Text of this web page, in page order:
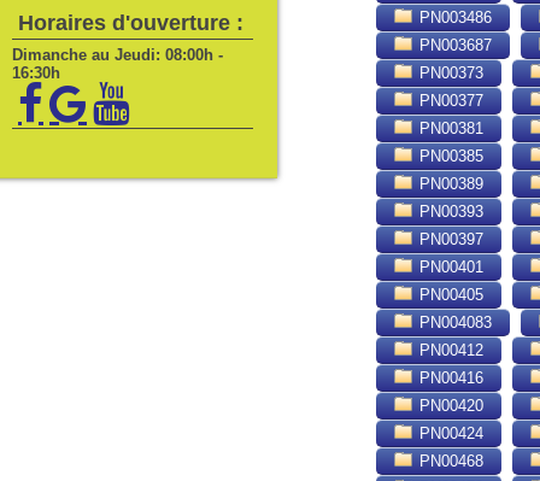
PN003486
PN003687
PN00373
PN00377
PN00381
PN00385
PN00389
PN00393
PN00397
PN00401
PN00405
PN004083
PN00412
PN00416
PN00420
PN00424
PN00468
Horaires d'ouverture :
Dimanche au Jeudi: 08:00h -
16:30h